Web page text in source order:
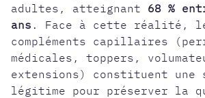
adultes, atteignant 68 %
ans . Face à cette réalité,
compléments capillaires
médicales, toppers,
extensions) constituent une
légitime pour préserver la